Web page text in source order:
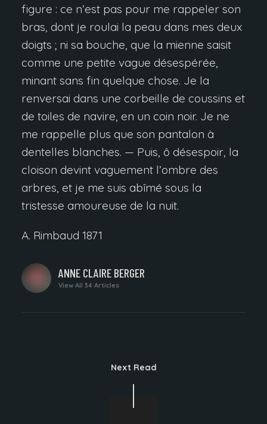
figure : ce n’est pas pour me rappeler son
bras, dont je roulai la peau dans mes deux
doigts ; ni sa bouche, que la mienne saisit
comme une petite vague désespérée,
minant sans fin quelque chose. Je la
renversai dans une corbeille de coussins et
de toiles de navire, en un coin noir. Je ne
me rappelle plus que son pantalon à
dentelles blanches. — Puis, ô désespoir, la
cloison devint vaguement l’ombre des
arbres, et je me suis abîmé sous la
tristesse amoureuse de la nuit.
A. Rimbaud 1871
WRITTEN
BY
ANNE CLAIRE BERGER
View All 34 Articles
Next Read